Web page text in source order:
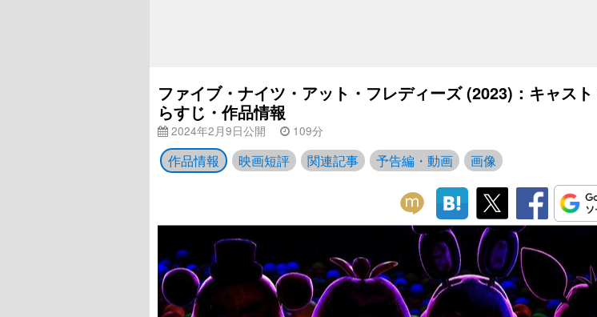
ファイブ・ナイツ・アット・フレディーズ (2023)：キャスト
らすじ・作品情報
2024年2月9日公開 109分
作品情報 映画短評 関連記事 予告編・動画 画像